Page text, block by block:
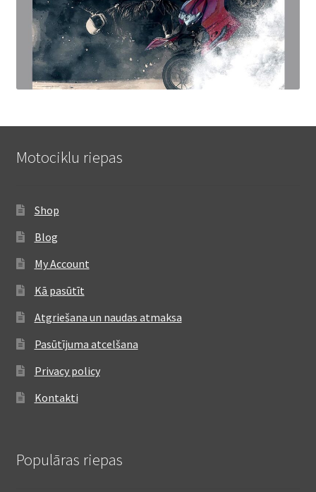
Motociklu riepas
Shop
Blog
My Account
Kā pasūtīt
Atgriešana un naudas atmaksa
Pasūtījuma atcelšana
Privacy policy
Kontakti
Populāras riepas